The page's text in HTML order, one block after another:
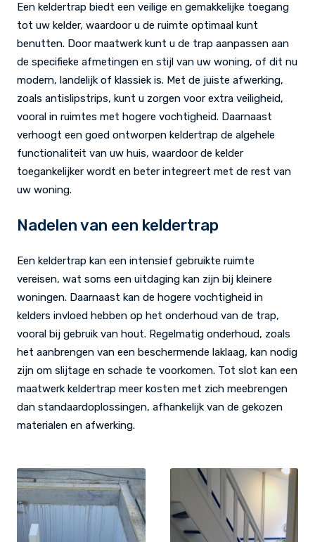
Een keldertrap biedt een veilige en gemakkelijke toegang
tot uw kelder, waardoor u de ruimte optimaal kunt
benutten. Door maatwerk kunt u de trap aanpassen aan
de specifieke afmetingen en stijl van uw woning, of dit nu
modern, landelijk of klassiek is. Met de juiste afwerking,
zoals antislipstrips, kunt u zorgen voor extra veiligheid,
vooral in ruimtes met hogere vochtigheid. Daarnaast
verhoogt een goed ontworpen keldertrap de algehele
functionaliteit van uw huis, waardoor de kelder
toegankelijker wordt en beter integreert met de rest van
uw woning.
Nadelen van een keldertrap
Een keldertrap kan een intensief gebruikte ruimte
vereisen, wat soms een uitdaging kan zijn bij kleinere
woningen. Daarnaast kan de hogere vochtigheid in
kelders invloed hebben op het onderhoud van de trap,
vooral bij gebruik van hout. Regelmatig onderhoud, zoals
het aanbrengen van een beschermende laklaag, kan nodig
zijn om slijtage en schade te voorkomen. Tot slot kan een
maatwerk keldertrap meer kosten met zich meebrengen
dan standaardoplossingen, afhankelijk van de gekozen
materialen en afwerking.